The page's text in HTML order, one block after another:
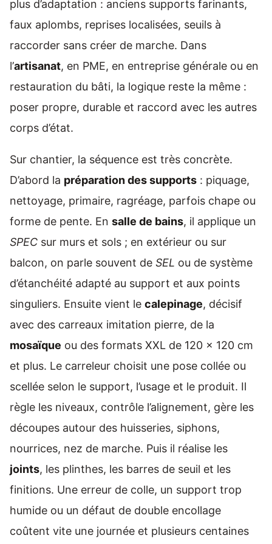
plus d’adaptation : anciens supports farinants,
faux aplombs, reprises localisées, seuils à
raccorder sans créer de marche. Dans
l’artisanat, en PME, en entreprise générale ou en
restauration du bâti, la logique reste la même :
poser propre, durable et raccord avec les autres
corps d’état.
Sur chantier, la séquence est très concrète.
D’abord la préparation des supports : piquage,
nettoyage, primaire, ragréage, parfois chape ou
forme de pente. En salle de bains, il applique un
SPEC sur murs et sols ; en extérieur ou sur
balcon, on parle souvent de SEL ou de système
d’étanchéité adapté au support et aux points
singuliers. Ensuite vient le calepinage, décisif
avec des carreaux imitation pierre, de la
mosaïque ou des formats XXL de 120 x 120 cm
et plus. Le carreleur choisit une pose collée ou
scellée selon le support, l’usage et le produit. Il
règle les niveaux, contrôle l’alignement, gère les
découpes autour des huisseries, siphons,
nourrices, nez de marche. Puis il réalise les
joints, les plinthes, les barres de seuil et les
finitions. Une erreur de colle, un support trop
humide ou un défaut de double encollage
coûtent vite une journée et plusieurs centaines